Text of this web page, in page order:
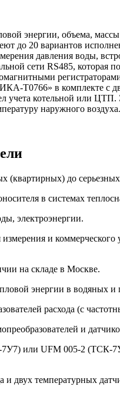
энергии, объема,
до 20 вариантов
давления воды,
сети RS485, которая
Т0766» в комплекте
котельной или ЦТП.
наружного воздуха.
(квартирных) до
в системах
электроэнергии.
и
на складе в Москве.
энергии в водяных
расхода (с
и
или UFM 005-2 (ТСК-
двух температурных